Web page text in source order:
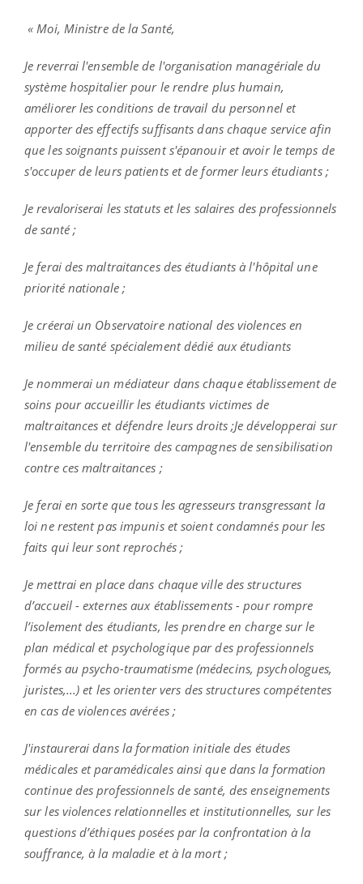
« Moi, Ministre de la Santé,
Je reverrai l'ensemble de l'organisation managériale du
système hospitalier pour le rendre plus humain,
améliorer les conditions de travail du personnel et
apporter des effectifs suffisants dans chaque service afin
que les soignants puissent s'épanouir et avoir le temps de
s'occuper de leurs patients et de former leurs étudiants ;
Je revaloriserai les statuts et les salaires des professionnels
de santé ;
Je ferai des maltraitances des étudiants à l'hôpital une
priorité nationale ;
Je créerai un Observatoire national des violences en
milieu de santé spécialement dédié aux étudiants
Je nommerai un médiateur dans chaque établissement de
soins pour accueillir les étudiants victimes de
maltraitances et défendre leurs droits ;Je développerai sur
l'ensemble du territoire des campagnes de sensibilisation
contre ces maltraitances ;
Je ferai en sorte que tous les agresseurs transgressant la
loi ne restent pas impunis et soient condamnés pour les
faits qui leur sont reprochés ;
Je mettrai en place dans chaque ville des structures
d’accueil - externes aux établissements - pour rompre
l’isolement des étudiants, les prendre en charge sur le
plan médical et psychologique par des professionnels
formés au psycho-traumatisme (médecins, psychologues,
juristes,...) et les orienter vers des structures compétentes
en cas de violences avérées ;
J'instaurerai dans la formation initiale des études
médicales et paramédicales ainsi que dans la formation
continue des professionnels de santé, des enseignements
sur les violences relationnelles et institutionnelles, sur les
questions d’éthiques posées par la confrontation à la
souffrance, à la maladie et à la mort ;